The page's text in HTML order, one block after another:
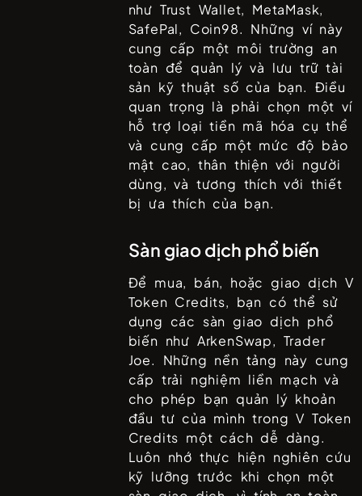
như Trust Wallet, MetaMask,
SafePal, Coin98. Những ví này
cung cấp một môi trường an
toàn để quản lý và lưu trữ tài
sản kỹ thuật số của bạn. Điều
quan trọng là phải chọn một ví
hỗ trợ loại tiền mã hóa cụ thể
và cung cấp một mức độ bảo
mật cao, thân thiện với người
dùng, và tương thích với thiết
bị ưa thích của bạn.
Sàn giao dịch phổ biến
Để mua, bán, hoặc giao dịchV
Token Credits, bạn có thể sử
dụng các sàn giao dịch phổ
biến như ArkenSwap, Trader
Joe. Những nền tảng này cung
cấp trải nghiệm liền mạch và
cho phép bạn quản lý khoản
đầu tư của mình trongV Token
Credits một cách dễ dàng.
Luôn nhớ thực hiện nghiên cứu
kỹ lưỡng trước khi chọn một